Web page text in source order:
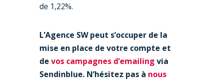
de 1,22%.
L’Agence SW peut s’occuper de la
mise en place de votre compte et
de vos campagnes d’emailing via
Sendinblue. N’hésitez pas à nous